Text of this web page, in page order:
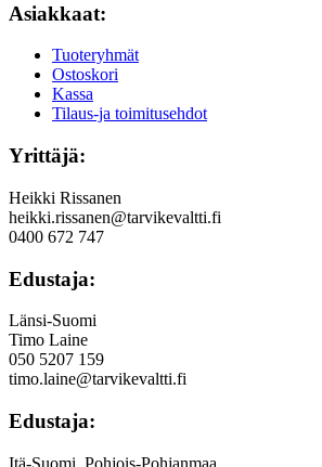
Asiakkaat:
Tuoteryhmät
Ostoskori
Kassa
Tilaus-ja toimitusehdot
Yrittäjä:
Heikki Rissanen
heikki.rissanen@tarvikevaltti.fi
0400 672 747
Edustaja:
Länsi-Suomi
Timo Laine
050 5207 159
timo.laine@tarvikevaltti.fi
Edustaja:
Itä-Suomi, Pohjois-Pohjanmaa